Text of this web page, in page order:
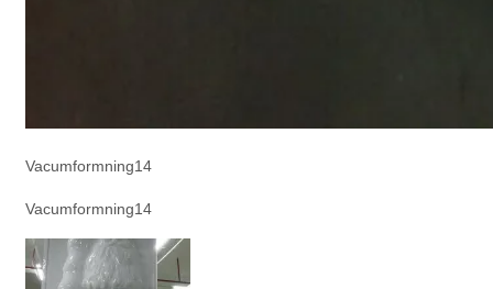
Vacumformning14
Vacumformning14